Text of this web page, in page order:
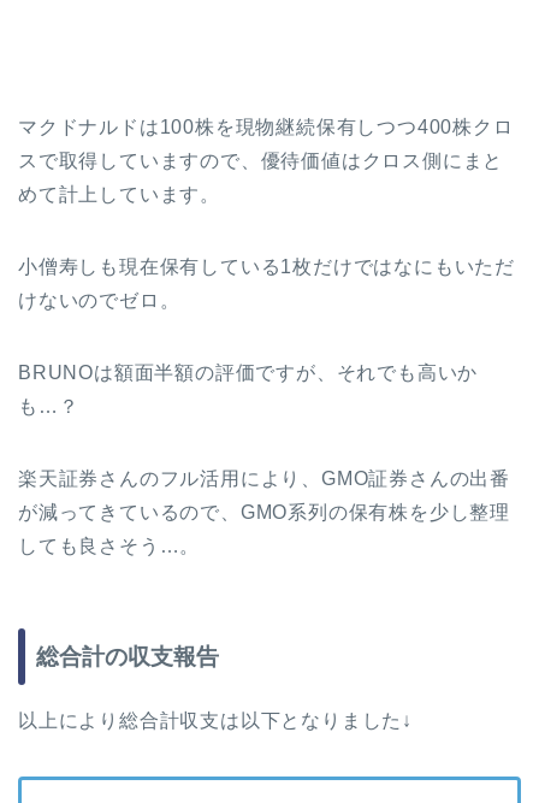
マクドナルドは100株を現物継続保有しつつ400株クロ
スで取得していますので、優待価値はクロス側にまと
めて計上しています。
小僧寿しも現在保有している1枚だけではなにもいただ
けないのでゼロ。
BRUNOは額面半額の評価ですが、それでも高いか
も…？
楽天証券さんのフル活用により、GMO証券さんの出番
が減ってきているので、GMO系列の保有株を少し整理
しても良さそう…。
総合計の収支報告
以上により総合計収支は以下となりました↓